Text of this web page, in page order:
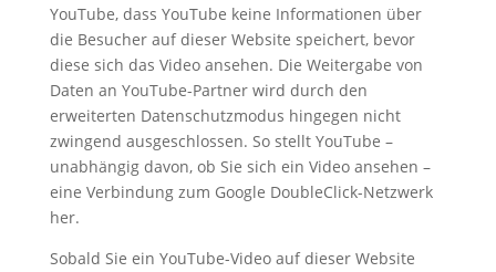
YouTube, dass YouTube keine Informationen über
die Besucher auf dieser Website speichert, bevor
diese sich das Video ansehen. Die Weitergabe von
Daten an YouTube-Partner wird durch den
erweiterten Datenschutzmodus hingegen nicht
zwingend ausgeschlossen. So stellt YouTube –
unabhängig davon, ob Sie sich ein Video ansehen –
eine Verbindung zum Google DoubleClick-Netzwerk
her.
Sobald Sie ein YouTube-Video auf dieser Website